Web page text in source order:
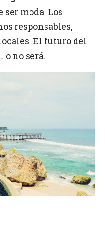
moda. Los
responsables,
El futuro del
o no será.